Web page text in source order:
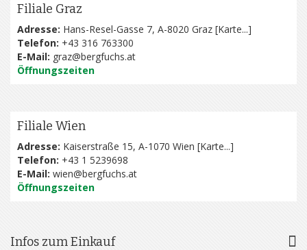
Filiale Graz
Adresse: Hans-Resel-Gasse 7, A-8020 Graz [Karte...]
Telefon: +43 316 763300
E-Mail: graz@bergfuchs.at
Öffnungszeiten
Filiale Wien
Adresse: Kaiserstraße 15, A-1070 Wien [Karte...]
Telefon: +43 1 5239698
E-Mail: wien@bergfuchs.at
Öffnungszeiten
Infos zum Einkauf